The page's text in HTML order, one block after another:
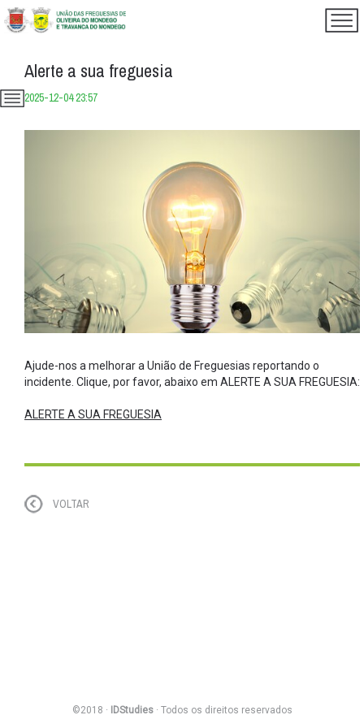
Alerte a sua freguesia
2025-12-04 23:57
Ajude-nos a melhorar a União de Freguesias reportando o
incidente. Clique, por favor, abaixo em ALERTE A SUA FREGUESIA:
ALERTE A SUA FREGUESIA
VOLTAR
©2018 · IDStudies· Todos os direitos reservados